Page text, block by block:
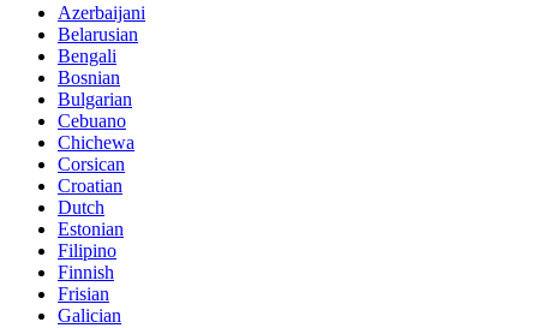
Azerbaijani
Belarusian
Bengali
Bosnian
Bulgarian
Cebuano
Chichewa
Corsican
Croatian
Dutch
Estonian
Filipino
Finnish
Frisian
Galician